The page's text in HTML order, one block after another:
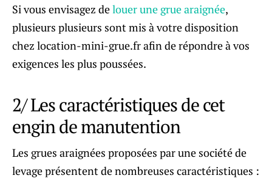
Si vous envisagez delouer une grue araignée,
plusieurs plusieurs sont mis à votre disposition
chez location-mini-grue.fr afin de répondre à vos
exigences les plus poussées.
2/ Les caractéristiques de cet
engin de manutention
Les grues araignées proposées par une société de
levage présentent de nombreuses caractéristiques :